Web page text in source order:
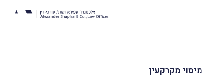
מיסוי מקרקעין